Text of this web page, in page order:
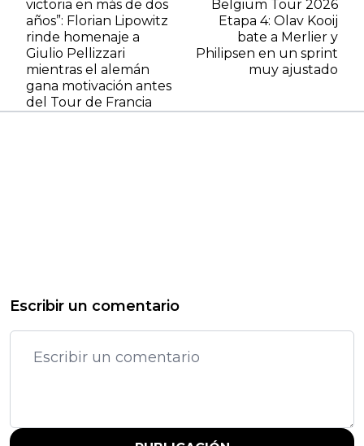
victoria en más de dos
años”: Florian Lipowitz
rinde homenaje a
Giulio Pellizzari
mientras el alemán
gana motivación antes
del Tour de Francia
Belgium Tour 2026
Etapa 4: Olav Kooij
bate a Merlier y
Philipsen en un sprint
muy ajustado
Escribir un comentario